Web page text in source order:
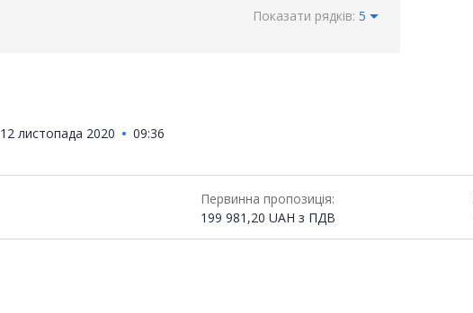
Показати рядків: 5
12 листопада 2020 09:36
Первинна пропозиція:
199 981,20 UAH з ПДВ